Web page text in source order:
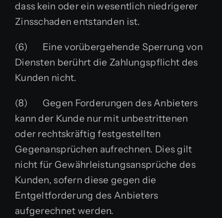
dass kein oder ein wesentlich niedrigerer
Zinsschaden entstanden ist.
(6) Eine vorübergehende Sperrung von
Diensten berührt die Zahlungspflicht des
Kunden nicht.
(8) Gegen Forderungen des Anbieters
kann der Kunde nur mit unbestrittenen
oder rechtskräftig festgestellten
Gegenansprüchen aufrechnen. Dies gilt
nicht für Gewährleistungsansprüche des
Kunden, sofern diese gegen die
Entgeltforderung des Anbieters
aufgerechnet werden.